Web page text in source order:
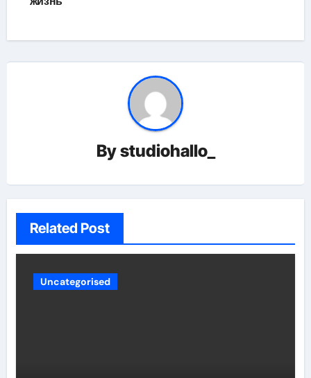
Bystudiohallo_
Related Post
Uncategorised